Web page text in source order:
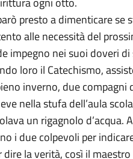
presto a dimenticare se
alle necessità del
impegno nei suoi doveri
loro il Catechismo,
inverno, due
nella stufa dell’aula
un rigagnolo d’acqua.
i due colpevoli per
la verità, così il